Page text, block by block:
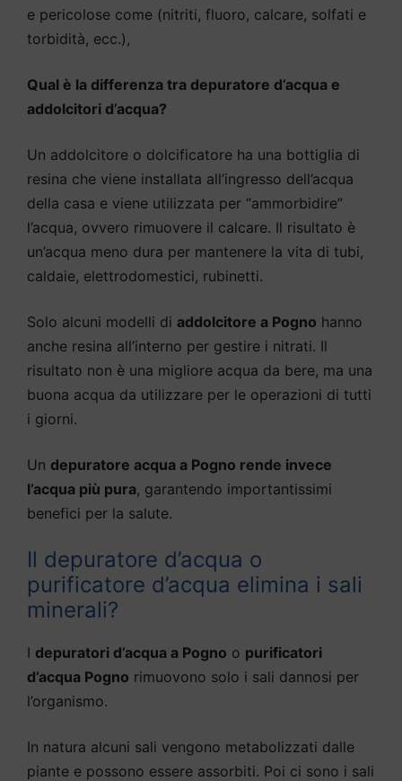
e pericolose come (nitriti, fluoro, calcare, solfati e
torbidità, ecc.),
Qual è la differenza tra depuratore d’acqua e
addolcitori d’acqua?
Un addolcitore o dolcificatore ha una bottiglia di
resina che viene installata all’ingresso dell’acqua
della casa e viene utilizzata per “ammorbidire”
l’acqua, ovvero rimuovere il calcare. Il risultato è
un’acqua meno dura per mantenere la vita di tubi,
caldaie, elettrodomestici, rubinetti.
Solo alcuni modelli di addolcitore a Pogno hanno
anche resina all’interno per gestire i nitrati. Il
risultato non è una migliore acqua da bere, ma una
buona acqua da utilizzare per le operazioni di tutti
i giorni.
Un depuratore acqua a Pogno rende invece
l’acqua più pura, garantendo importantissimi
benefici per la salute.
Il depuratore d’acqua o
purificatore d’acqua elimina i sali
minerali?
I depuratori d’acqua a Pogno o purificatori
d’acqua Pogno rimuovono solo i sali dannosi per
l’organismo.
In natura alcuni sali vengono metabolizzati dalle
piante e possono essere assorbiti. Poi ci sono i sali